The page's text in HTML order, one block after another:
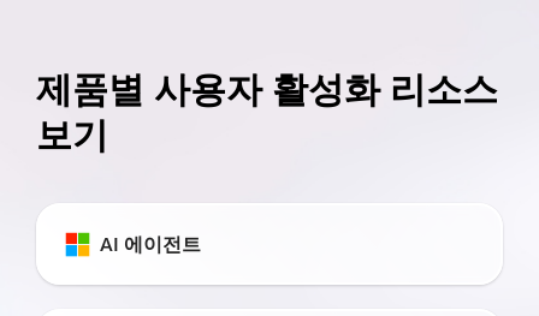
제품별 사용자 활성화 리소스
보기
AI 에이전트